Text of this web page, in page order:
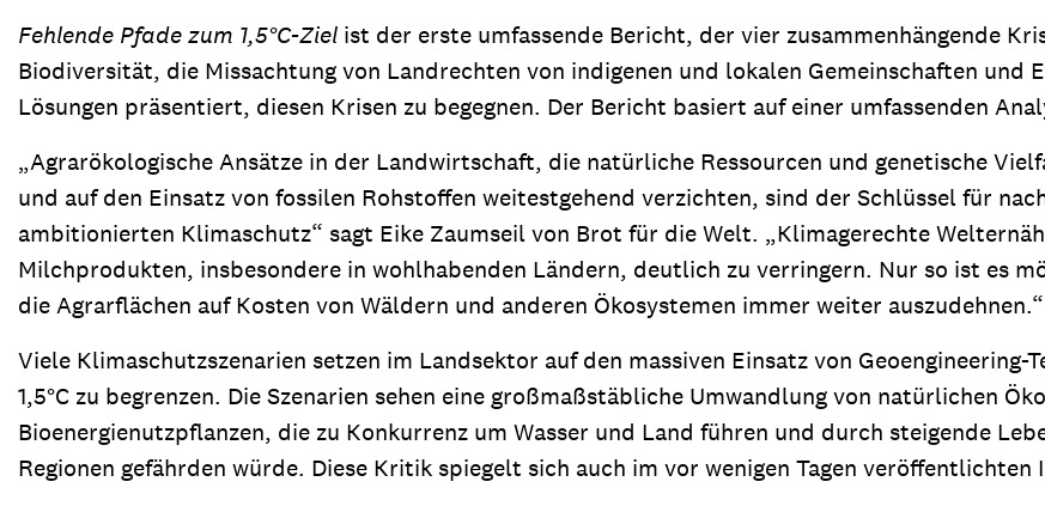
Fehlende Pfade zum 1,5°C-Ziel ist der erste umfassende Bericht, der vier zusammenhängende
Biodiversität, die Missachtung von Landrechten von indigenen und lokalen Gemeinschaften und
Lösungen präsentiert, diesen Krisen zu begegnen. Der Bericht basiert auf einer umfassenden
„Agrarökologische Ansätze in der Landwirtschaft, die natürliche Ressourcen und genetische
und auf den Einsatz von fossilen Rohstoffen weitestgehend verzichten, sind der Schlüssel für
ambitionierten Klimaschutz“ sagt Eike Zaumseil von Brot für die Welt. „Klimagerechte
Milchprodukten, insbesondere in wohlhabenden Ländern, deutlich zu verringern. Nur so ist es
die Agrarflächen auf Kosten von Wäldern und anderen Ökosystemen immer weiter auszudehnen.“
Viele Klimaschutzszenarien setzen im Landsektor auf den massiven Einsatz von Geoengineering-
1,5°C zu begrenzen. Die Szenarien sehen eine großmaßstäbliche Umwandlung von natürlichen
Bioenergienutzpflanzen, die zu Konkurrenz um Wasser und Land führen und durch steigende
Regionen gefährden würde. Diese Kritik spiegelt sich auch im vor wenigen Tagen veröffentlichten